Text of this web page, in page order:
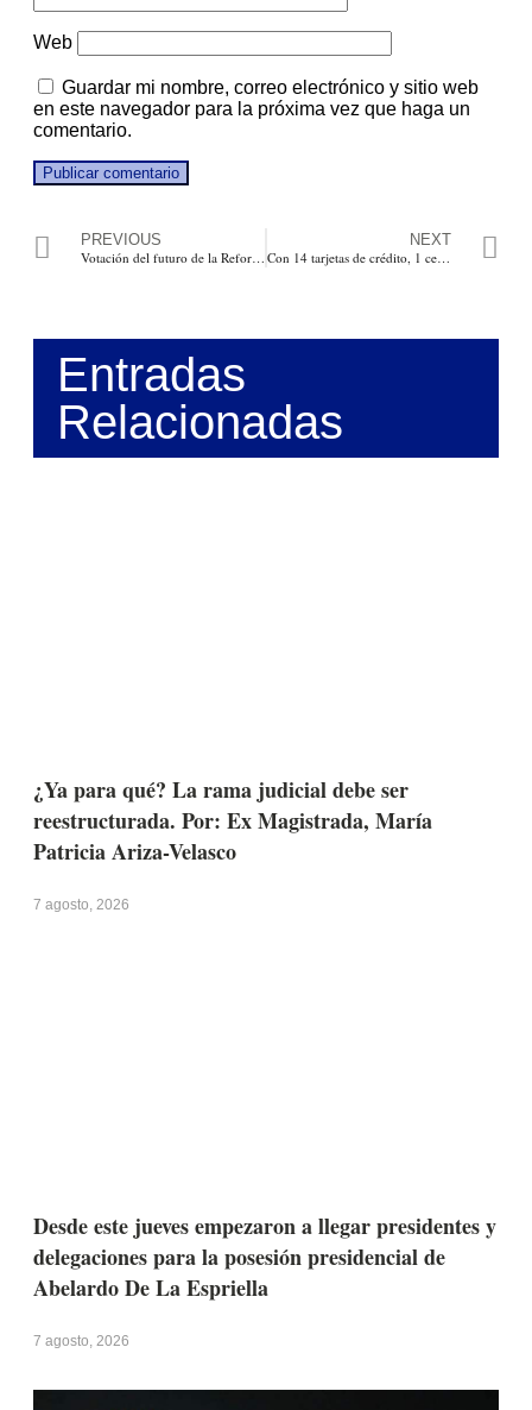
Web
Guardar mi nombre, correo electrónico y sitio web
en este navegador para la próxima vez que haga un
comentario.
PREVIOUS
Votación del futuro de la Reforma a la Salud, quedó aplazada para este miércoles
NEXT
Con 14 tarjetas de crédito, 1 celular y 2 cuadernos con datos cayó “Chancletica”
Entradas
Relacionadas
¿Ya para qué? La rama judicial debe ser
reestructurada. Por: Ex Magistrada, María
Patricia Ariza-Velasco
7 agosto, 2026
Desde este jueves empezaron a llegar presidentes y
delegaciones para la posesión presidencial de
Abelardo De La Espriella
7 agosto, 2026